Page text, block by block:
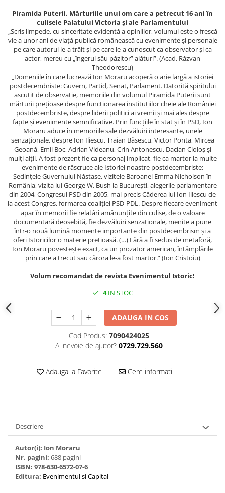
Stiinte/Educatie
Piramida Puterii. Mărturiile unui om care a petrecut 16 ani în
culisele Palatului Victoria și ale Parlamentului
„Scris limpede, cu sinceritate evidentă a opiniilor, volumul este o frescă
vie a unor ani de viaţă publică românească cu evenimente şi personaje
pe care autorul le-a trăit şi pe care le-a cunoscut ca observator şi ca
actor, mereu cu „îngerul său păzitor” alături”. (Acad. Răzvan
Theodorescu)
„Domeniile în care lucrează Ion Moraru acoperă o arie largă a istoriei
postdecembriste: Guvern, Partid, Senat, Parlament. Datorită spiritului
ascuțit de observație, memoriile din volumul Piramida Puterii sunt
mărturii prețioase despre funcționarea instituțiilor cheie ale României
postdecembriste, despre liderii politici ai vremii și mai ales despre
fapte și evenimente semnificative. Prin funcțiile în stat și în PSD, Ion
Moraru aduce în memoriile sale dezvăluiri interesante, unele
senzaționale, despre Ion Iliescu, Traian Băsescu, Victor Ponta, Mircea
Geoană, Emil Boc, Adrian Videanu, Crin Antonescu, Dacian Cioloș și
mulți alții. A fost prezent fie ca personaj implicat, fie ca martor la multe
evenimente de răscruce ale Istoriei noastre postdecembriste:
Ședințele Guvernului Năstase, vizitele Baroanei Emma Nicholson în
România, vizita lui George W. Bush la București, alegerile parlamentare
din 2004, Congresul PSD din 2005, mai precis Căderea lui Ion Iliescu de
la acest Congres, formarea coaliției PSD-PDL. Despre fiecare eveniment
apar în memorii fie relatări amănunțite din culise, de o valoare
documentară deosebită, fie dezvăluiri senzaționale, menite a pune
într-o nouă lumină momente importante din postdecembrism și a
oferi Istoricilor o materie prețioasă. (…) Fără a fi sedus de metaforă,
Ion Moraru povestește exact, ca un prozator american, întâmplările
prin care a trecut sau cărora le-a fost martor.” (Ion Cristoiu)
Volum recomandat de revista Evenimentul Istoric!
4IN STOC
ADAUGA IN COS
Cod Produs: 7090424025
Ai nevoie de ajutor? 0729.729.560
Adauga la Favorite Cere informatii
Descriere
Autor(i): Ion Moraru
Nr. pagini: 688 pagini
ISBN: 978-630-6572-07-6
Editura: Evenimentul si Capital